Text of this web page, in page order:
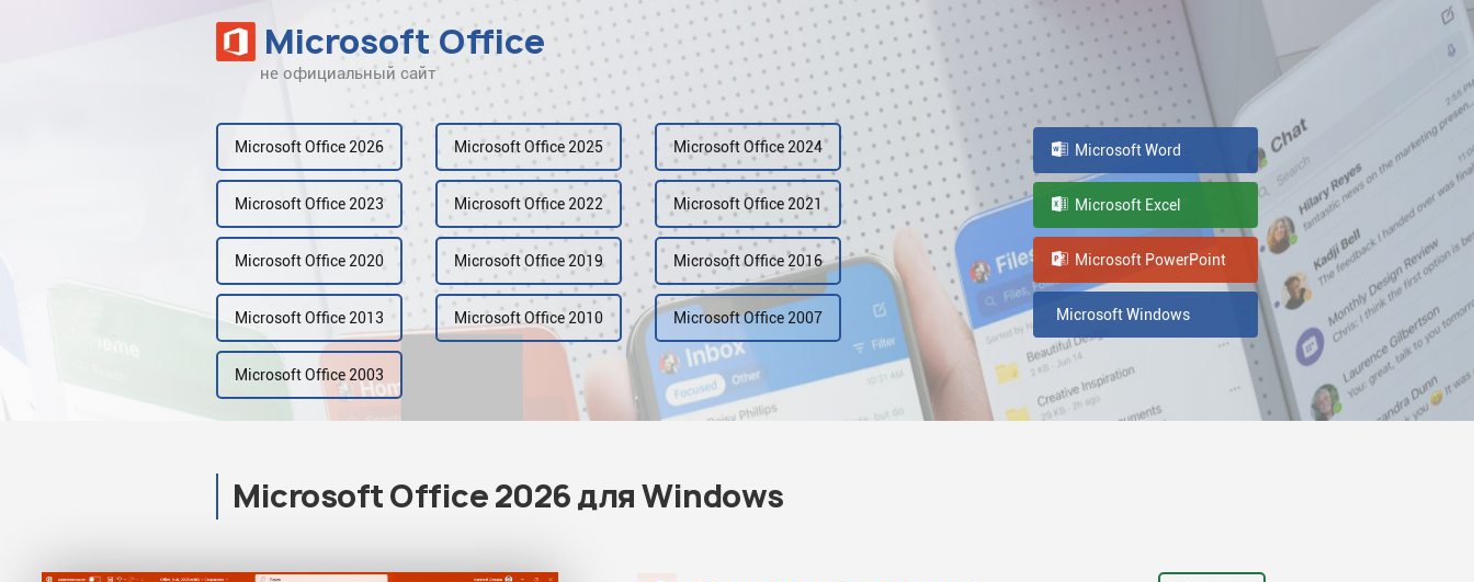
Microsoft Office
не официальный сайт
Microsoft Office 2026 Microsoft Office 2025 Microsoft Office 2024
Microsoft Office 2023 Microsoft Office 2022 Microsoft Office 2021
Microsoft Office 2020 Microsoft Office 2019 Microsoft Office 2016
Microsoft Office 2013 Microsoft Office 2010 Microsoft Office 2007
Microsoft Office 2003
Microsoft Word
Microsoft Excel
Microsoft PowerPoint
Microsoft Windows
Microsoft Office 2026 для Windows